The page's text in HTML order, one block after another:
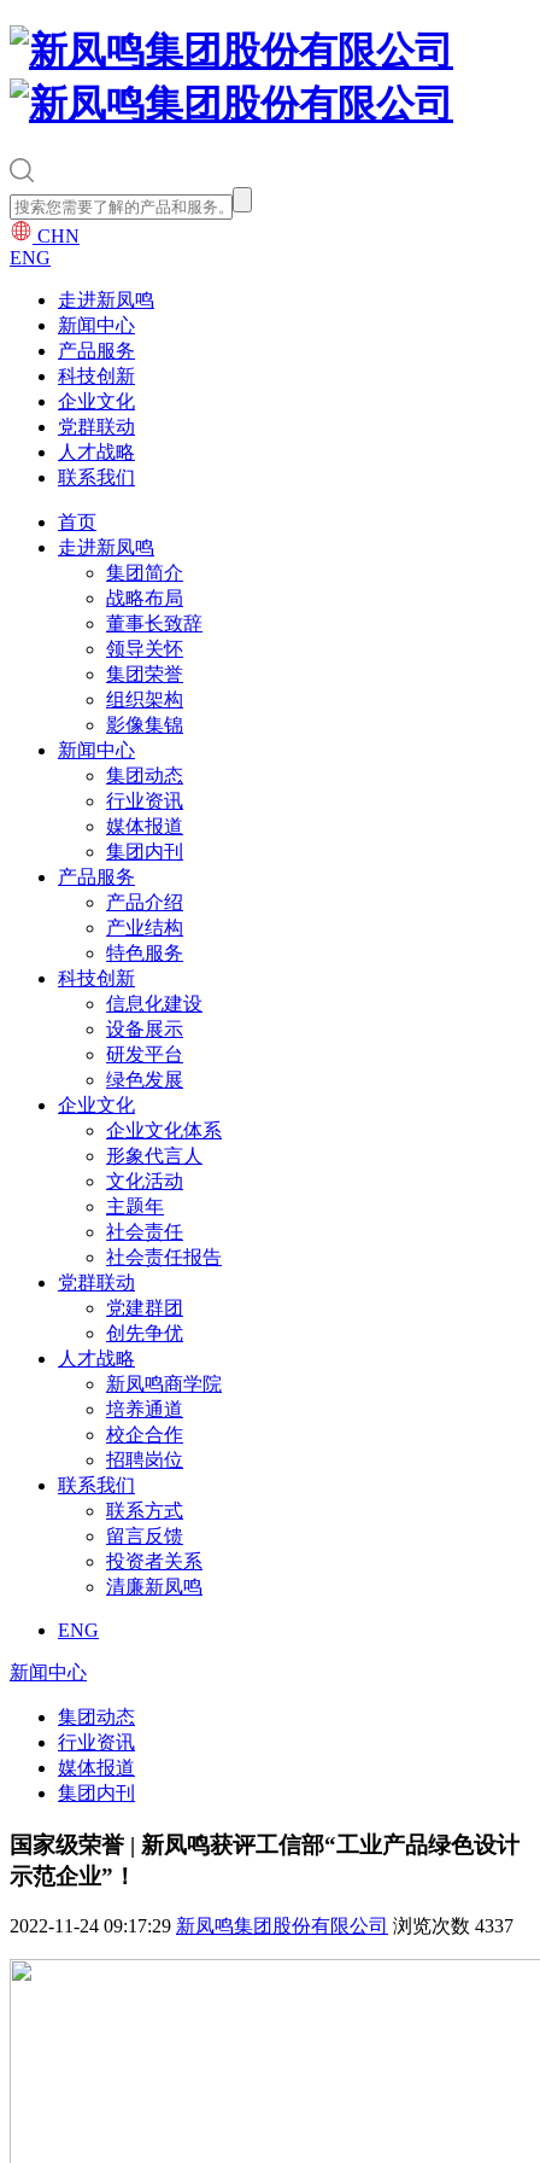
CHN
ENG
走进新凤鸣
新闻中心
产品服务
科技创新
企业文化
党群联动
人才战略
联系我们
首页
走进新凤鸣
集团简介
战略布局
董事长致辞
领导关怀
集团荣誉
组织架构
影像集锦
新闻中心
集团动态
行业资讯
媒体报道
集团内刊
产品服务
产品介绍
产业结构
特色服务
科技创新
信息化建设
设备展示
研发平台
绿色发展
企业文化
企业文化体系
形象代言人
文化活动
主题年
社会责任
社会责任报告
党群联动
党建群团
创先争优
人才战略
新凤鸣商学院
培养通道
校企合作
招聘岗位
联系我们
联系方式
留言反馈
投资者关系
清廉新凤鸣
ENG
新闻中心
集团动态
行业资讯
媒体报道
集团内刊
国家级荣誉 | 新凤鸣获评工信部“工业产品绿色设计
示范企业”！
2022-11-24 09:17:29 新凤鸣集团股份有限公司 浏览次数 4337